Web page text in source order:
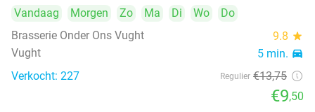
Vandaag Morgen Zo Ma Di Wo
Do
Brasserie Onder Ons Vught
9.8 star
Vught 5 min. directions_car
Verkocht: 227 Regulier €13,75
€9,50